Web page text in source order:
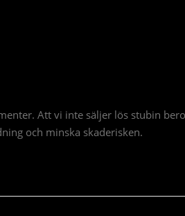
Att vi inte säljer lös stubin
och minska skaderisken.